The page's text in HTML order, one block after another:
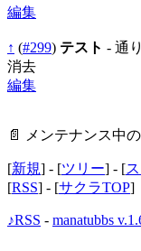
編集
↑ (#299) テスト - 通
消去
編集
📄 メンテナンス中
[新規] - [ツリー] - [
[RSS] - [サクラTOP]
♪RSS - manatubbs